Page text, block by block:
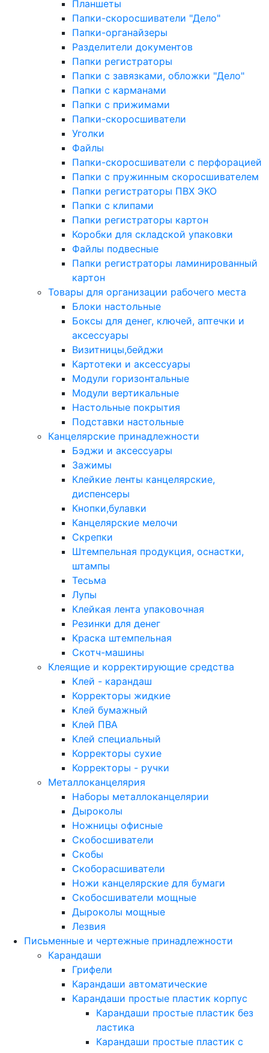
Планшеты
Папки-скоросшиватели "Дело"
Папки-органайзеры
Разделители документов
Папки регистраторы
Папки с завязками, обложки "Дело"
Папки с карманами
Папки с прижимами
Папки-скоросшиватели
Уголки
Файлы
Папки-скоросшиватели с перфорацией
Папки с пружинным скоросшивателем
Папки регистраторы ПВХ ЭКО
Папки с клипами
Папки регистраторы картон
Коробки для складской упаковки
Файлы подвесные
Папки регистраторы ламинированный
картон
Товары для организации рабочего места
Блоки настольные
Боксы для денег, ключей, аптечки и
аксессуары
Визитницы,бейджи
Картотеки и аксессуары
Модули горизонтальные
Модули вертикальные
Настольные покрытия
Подставки настольные
Канцелярские принадлежности
Бэджи и аксессуары
Зажимы
Клейкие ленты канцелярские,
диспенсеры
Кнопки,булавки
Канцелярские мелочи
Скрепки
Штемпельная продукция, оснастки,
штампы
Тесьма
Лупы
Клейкая лента упаковочная
Резинки для денег
Краска штемпельная
Скотч-машины
Клеящие и корректирующие средства
Клей - карандаш
Корректоры жидкие
Клей бумажный
Клей ПВА
Клей специальный
Корректоры сухие
Корректоры - ручки
Металлоканцелярия
Наборы металлоканцелярии
Дыроколы
Ножницы офисные
Скобосшиватели
Скобы
Скоборасшиватели
Ножи канцелярские для бумаги
Скобосшиватели мощные
Дыроколы мощные
Лезвия
Письменные и чертежные принадлежности
Карандаши
Грифели
Карандаши автоматические
Карандаши простые пластик корпус
Карандаши простые пластик без
ластика
Карандаши простые пластик с